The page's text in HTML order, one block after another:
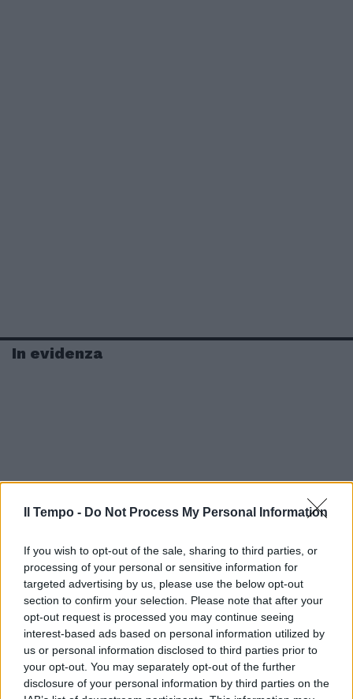
Il Tempo - Do Not Process My Personal Information
If you wish to opt-out of the sale, sharing to third parties, or
processing of your personal or sensitive information for
targeted advertising by us, please use the below opt-out
section to confirm your selection. Please note that after your
opt-out request is processed you may continue seeing
interest-based ads based on personal information utilized by
us or personal information disclosed to third parties prior to
your opt-out. You may separately opt-out of the further
disclosure of your personal information by third parties on the
In evidenza